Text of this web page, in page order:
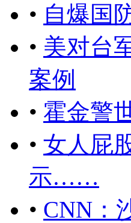
• 自爆国
• 美对台
案例
• 霍金警
• 女人屁
示……
• CNN：